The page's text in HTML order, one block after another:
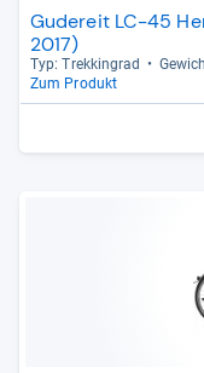
Gudereit LC-45
2017)
Typ: Trek­kin­grad
Zum Produkt